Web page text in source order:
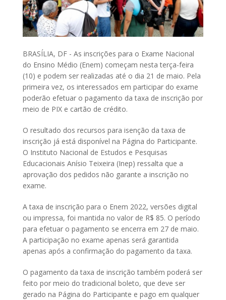
BRASÍLIA, DF - As inscrições para o Exame Nacional
do Ensino Médio (Enem) começam nesta terça-feira
(10) e podem ser realizadas até o dia 21 de maio. Pela
primeira vez, os interessados em participar do exame
poderão efetuar o pagamento da taxa de inscrição por
meio de PIX e cartão de crédito.
O resultado dos recursos para isenção da taxa de
inscrição já está disponível na Página do Participante.
O Instituto Nacional de Estudos e Pesquisas
Educacionais Anísio Teixeira (Inep) ressalta que a
aprovação dos pedidos não garante a inscrição no
exame.
A taxa de inscrição para o Enem 2022, versões digital
ou impressa, foi mantida no valor de R$ 85. O período
para efetuar o pagamento se encerra em 27 de maio.
A participação no exame apenas será garantida
apenas após a confirmação do pagamento da taxa.
O pagamento da taxa de inscrição também poderá ser
feito por meio do tradicional boleto, que deve ser
gerado na Página do Participante e pago em qualquer